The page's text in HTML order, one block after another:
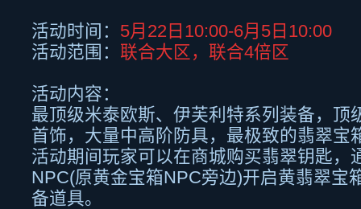
活动时间： 5月 22 日 10:00-6月 5 日 10:00
活动范围： 联合大区，联合4倍区
活动内容：
最顶级米泰欧斯、伊芙利特系列装备，顶
首饰，大量中高阶防具，最极致的翡翠宝
活动期间玩家可以在商城购买翡翠钥匙，
NPC(原黄金宝箱NPC旁边)开启黄翡翠宝
备道具。